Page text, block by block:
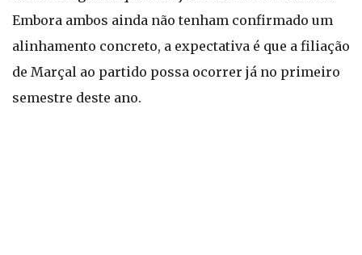
Embora ambos ainda não tenham confirmado um
alinhamento concreto, a expectativa é que a filiação
de Marçal ao partido possa ocorrer já no primeiro
semestre deste ano.